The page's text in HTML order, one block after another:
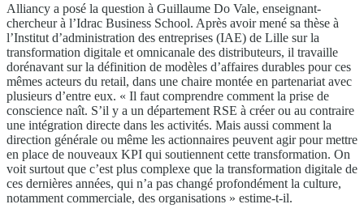
Alliancy a posé la question à Guillaume Do Vale, enseignant-
chercheur à l’Idrac Business School. Après avoir mené sa thèse à
l’Institut d’administration des entreprises (IAE) de Lille sur la
transformation digitale et omnicanale des distributeurs, il travaille
dorénavant sur la définition de modèles d’affaires durables pour ces
mêmes acteurs du retail, dans une chaire montée en partenariat avec
plusieurs d’entre eux. « Il faut comprendre comment la prise de
conscience naît. S’il y a un département RSE à créer ou au contraire
une intégration directe dans les activités. Mais aussi comment la
direction générale ou même les actionnaires peuvent agir pour mettre
en place de nouveaux KPI qui soutiennent cette transformation. On
voit surtout que c’est plus complexe que la transformation digitale de
ces dernières années, qui n’a pas changé profondément la culture,
notamment commerciale, des organisations » estime-t-il.